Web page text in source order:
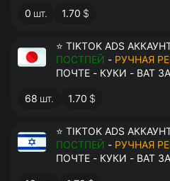
0 шт. 1.70 $
⭐ TIKTOK ADS
ПОСТПЕЙ - РУЧНАЯ
ПОЧТЕ - КУКИ - ВАТ
68 шт. 1.70 $
⭐ TIKTOK ADS
ПОСТПЕЙ - РУЧНАЯ
ПОЧТЕ - КУКИ - ВАТ